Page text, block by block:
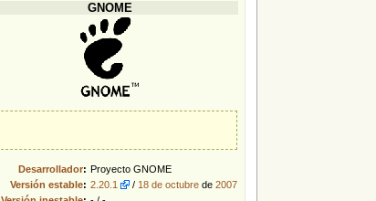
GNOME
Desarrollador: Proyecto GNOME
Versión estable: 2.20.1 / 18 de octubrede 2007